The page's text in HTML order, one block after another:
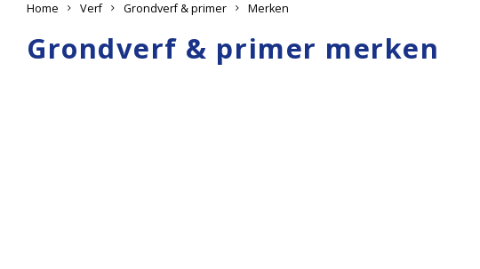
Home Verf Grondverf & primer Merken
Grondverf & primer merken